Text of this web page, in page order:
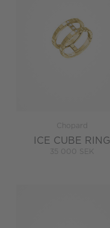
Chopard
ICE CUBE RING
35 000 SEK